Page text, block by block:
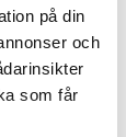
på din
och
som får